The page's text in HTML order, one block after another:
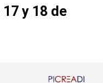
17 y 18 de